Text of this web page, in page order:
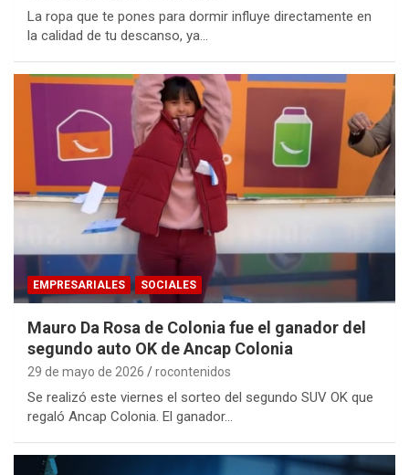
La ropa que te pones para dormir influye directamente en
la calidad de tu descanso, ya…
EMPRESARIALES SOCIALES
Mauro Da Rosa de Colonia fue el ganador del
segundo auto OK de Ancap Colonia
29 de mayo de 2026 rocontenidos
Se realizó este viernes el sorteo del segundo SUV OK que
regaló Ancap Colonia. El ganador…